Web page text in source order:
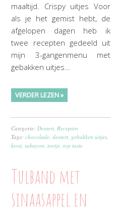
maaltijd. Crispy uitjes Voor
als je het gemist hebt, de
afgelopen dagen heb ik
twee recepten gedeeld uit
mijn 3-gangenmenu met
gebakken uitjes…
VERDER LEZEN »
Categorie: Dessert Recepten
Tags:chocolade ,dessert gebakken uitjes
kerst ,sabayon ,toetje ,top taste
Tulband met
sinaasappel en